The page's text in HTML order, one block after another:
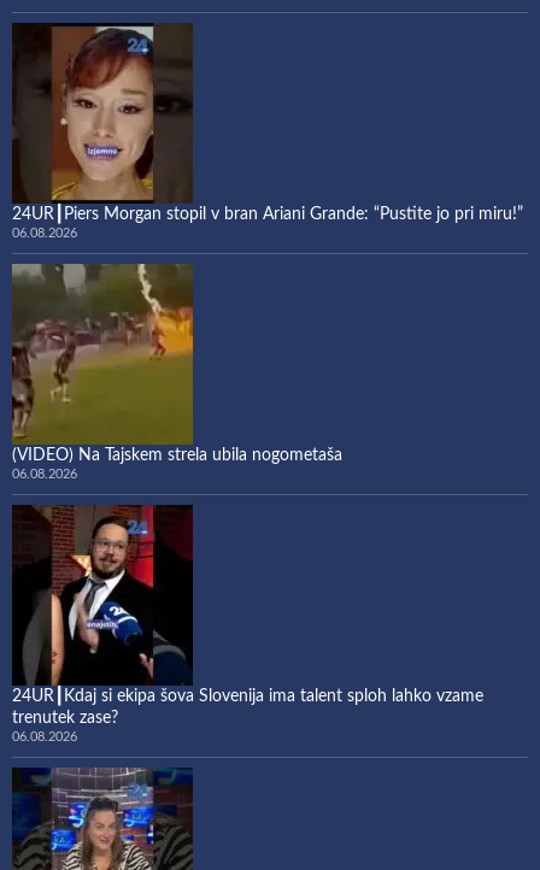
24UR┃Piers Morgan stopil v bran Ariani Grande: “Pustite jo pri miru!”
06.08.2026
(VIDEO) Na Tajskem strela ubila nogometaša
06.08.2026
24UR┃Kdaj si ekipa šova Slovenija ima talent sploh lahko vzame
trenutek zase?
06.08.2026